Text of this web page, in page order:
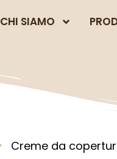
CHI SIAMO
Creme da